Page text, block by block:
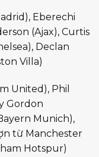
Eberechi
(Ajax), Curtis
Declan
Villa)
United), Phil
Gordon
Munich),
từ Manchester
Hotspur)